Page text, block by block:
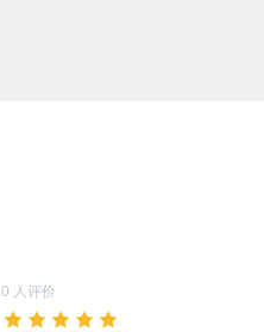
0 人评价